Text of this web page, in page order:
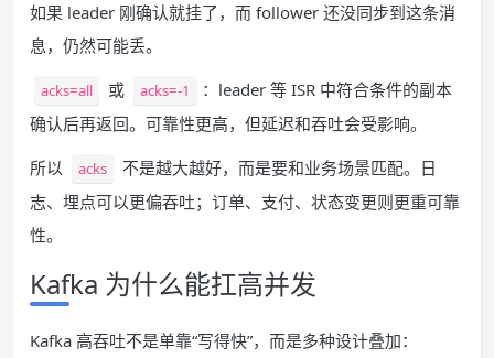
如果 leader 刚确认就挂了，而 follower 还没同步到这条消
息，仍然可能丢。
acks=all 或 acks=-1
：leader 等 ISR 中符合条件的副本
确认后再返回。可靠性更高，但延迟和吞吐会受影响。
所以
acks
不是越大越好，而是要和业务场景匹配。日
志、埋点可以更偏吞吐；订单、支付、状态变更则更重可靠
性。
Kafka 为什么能扛高并发
Kafka 高吞吐不是单靠“写得快”，而是多种设计叠加：